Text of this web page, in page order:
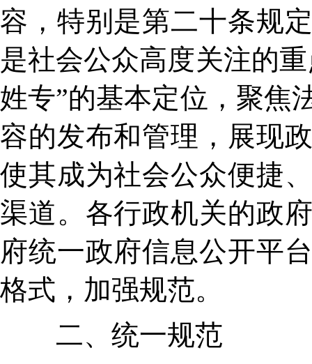
容，特别是第二十条规
是社会公众高度关注的
姓专”的基本定位，聚焦
容的发布和管理，展现
使其成为社会公众便捷
渠道。各行政机关的政
府统一政府信息公开平
格式，加强规范。
二、统一规范